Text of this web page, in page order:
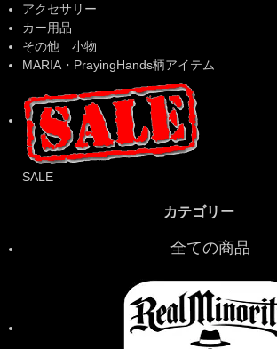
アクセサリー
カー用品
その他 小物
MARIA・PrayingHands柄アイテム
SALE
カテゴリー
全ての商品